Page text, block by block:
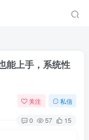
能上手，系统性
关注 私信
0 57 15